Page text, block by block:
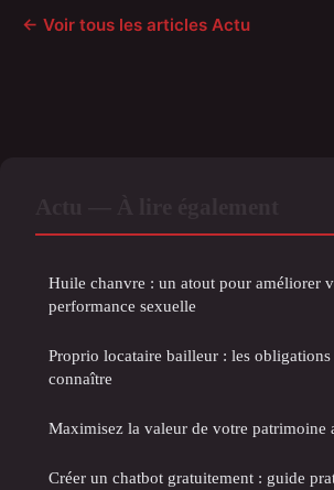
← Voir tous les articles Actu
Huile chanvre : un atout pour améliorer
performance sexuelle
Proprio locataire bailleur : les obligations
connaître
Maximisez la valeur de votre patrimoine
Créer un chatbot gratuitement : guide